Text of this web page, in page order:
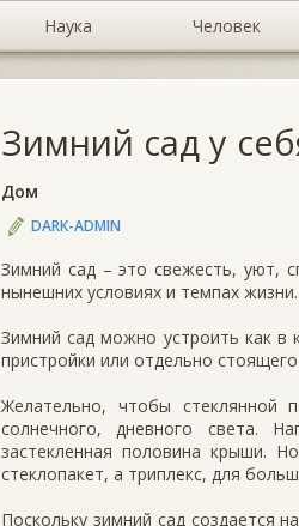
Наука Человек
Зимний сад у
Дом
DARK-ADMIN
Зимний сад – это свежесть, уют,
нынешних условиях и темпах жизни.
Зимний сад можно устроить как в
пристройки или отдельно
Желательно, чтобы
солнечного, дневного света.
застекленная половина крыши.
стеклопакет, а триплекс, для
Поскольку зимний сад создается